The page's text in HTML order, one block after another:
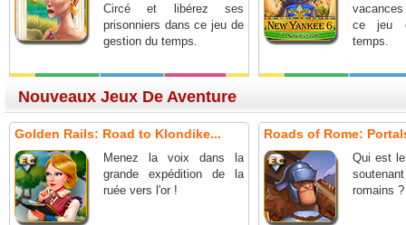
Circé et libérez ses
prisonniers dans ce jeu de
gestion du temps.
ce jeu
temps.
Nouveaux Jeux De Aventure
Golden Rails: Road to Klondike...
Menez la voix dans la
grande expédition de la
ruée vers l'or !
Roads of Rome:
Qui est
romains ?